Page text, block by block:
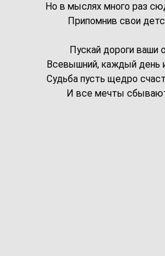
Но в мыслях много раз
Припомнив свои
Пускай дороги ваши
Всевышний, каждый день
Судьба пусть щедро
И все мечты